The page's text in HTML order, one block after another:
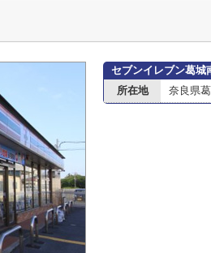
セブンイレブン葛城
所在地
奈良県